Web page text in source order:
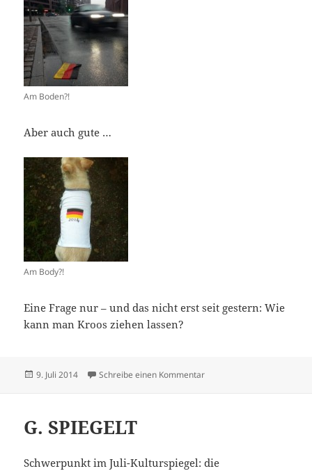
Am Boden?!
Aber auch gute …
Am Body?!
Eine Frage nur – und das nicht erst seit gestern: Wie
kann man Kroos ziehen lassen?
Veröffentlicht
9. Juli 2014 Schreibe einen Kommentarzu Okay
G. SPIEGELT
Schwerpunkt im Juli-Kulturspiegel: die